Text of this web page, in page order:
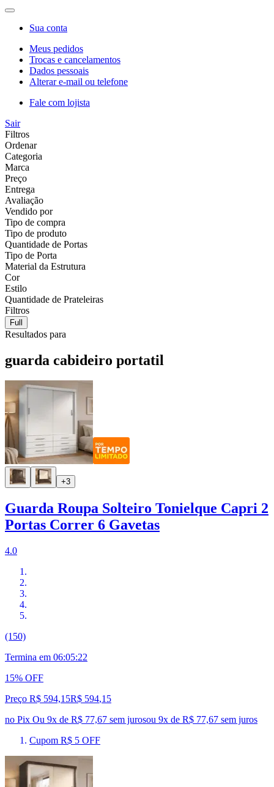
Sua conta
Meus pedidos
Trocas e cancelamentos
Dados pessoais
Alterar e-mail ou telefone
Fale com lojista
Sair
Filtros
Ordenar
Categoria
Marca
Preço
Entrega
Avaliação
Vendido por
Tipo de compra
Tipo de produto
Quantidade de Portas
Tipo de Porta
Material da Estrutura
Cor
Estilo
Quantidade de Prateleiras
Filtros
Full
Resultados para
guarda cabideiro portatil
+3
Guarda Roupa Solteiro Tonielque Capri 2
Portas Correr 6 Gavetas
4.0
(150)
Termina em 06:05:21
15% OFF
Preço R$ 594,15R$ 594,15
no Pix Ou 9x de R$ 77,67 sem jurosou 9x de R$ 77,67 sem juros
Cupom R$ 5 OFF